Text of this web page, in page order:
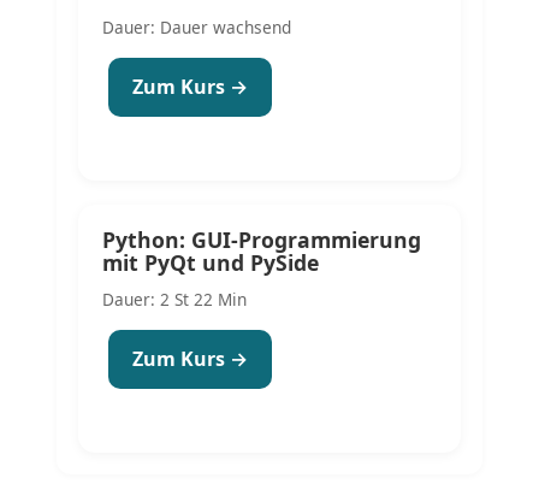
Dauer: Dauer wachsend
Zum Kurs →
Python: GUI-Programmierung
mit PyQt und PySide
Dauer: 2 St 22 Min
Zum Kurs →